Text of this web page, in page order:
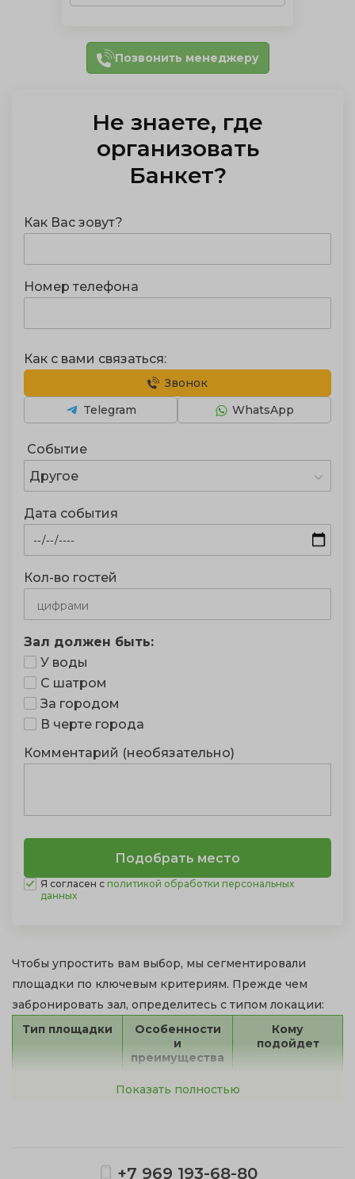
Позвонить менеджеру
Не знаете, где
организовать
Банкет?
Как Вас зовут?
Номер телефона
Событие
Другое
Дата события
Кол-во гостей
Зал должен быть:
У воды
С шатром
За городом
В черте города
Как с вами связаться:
Звонок
WhatsApp
Telegram
Комментарий (необязательно)
Я согласен с политикой обработки персональных
данных
Чтобы упростить вам выбор, мы сегментировали
площадки по ключевым критериям. Прежде чем
забронировать зал, определитесь с типом локации:
Тип площадки
Особенности
и
преимущества
Кому
подойдет
интерьер,
юбилеи, свадьбы,
сентябрь),
природе, летние
Показать полностью
+7 969 193-68-80